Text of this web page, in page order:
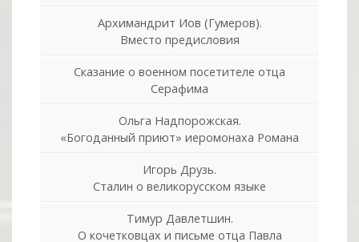
Архимандрит Иов (Гумеров).
Вместо предисловия
Сказание о военном посетителе отца
Серафима
Ольга Надпорожская.
«Богоданный приют» иеромонаха Романа
Игорь Друзь.
Сталин о великорусском языке
Тимур Давлетшин.
О кочетковцах и письме отца Павла